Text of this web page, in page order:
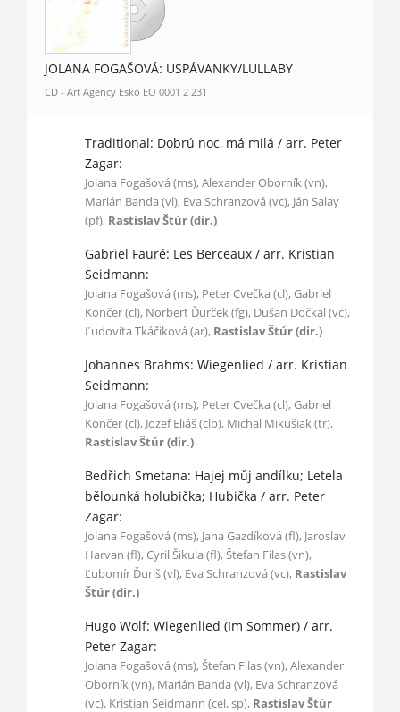
JOLANA FOGAŠOVÁ: USPÁVANKY/LULLABY
CD - Art Agency Esko EO 0001 2 231
Traditional: Dobrú noc, má milá / arr. Peter
Zagar:
Jolana Fogašová (ms), Alexander Oborník (vn),
Marián Banda (vl), Eva Schranzová (vc), Ján Salay
(pf), Rastislav Štúr (dir.)
Gabriel Fauré: Les Berceaux / arr. Kristian
Seidmann:
Jolana Fogašová (ms), Peter Cvečka (cl), Gabriel
Končer (cl), Norbert Ďurček (fg), Dušan Dočkal (vc),
Ľudovíta Tkáčiková (ar), Rastislav Štúr (dir.)
Johannes Brahms: Wiegenlied / arr. Kristian
Seidmann:
Jolana Fogašová (ms), Peter Cvečka (cl), Gabriel
Končer (cl), Jozef Eliáš (clb), Michal Mikušiak (tr),
Rastislav Štúr (dir.)
Bedřich Smetana: Hajej můj andílku; Letela
bělounká holubička; Hubička / arr. Peter
Zagar:
Jolana Fogašová (ms), Jana Gazdíková (fl), Jaroslav
Harvan (fl), Cyril Šikula (fl), Štefan Filas (vn),
Ľubomír Ďuriš (vl), Eva Schranzová (vc), Rastislav
Štúr (dir.)
Hugo Wolf: Wiegenlied (Im Sommer) / arr.
Peter Zagar:
Jolana Fogašová (ms), Štefan Filas (vn), Alexander
Oborník (vn), Marián Banda (vl), Eva Schranzová
(vc), Kristian Seidmann (cel, sp), Rastislav Štúr